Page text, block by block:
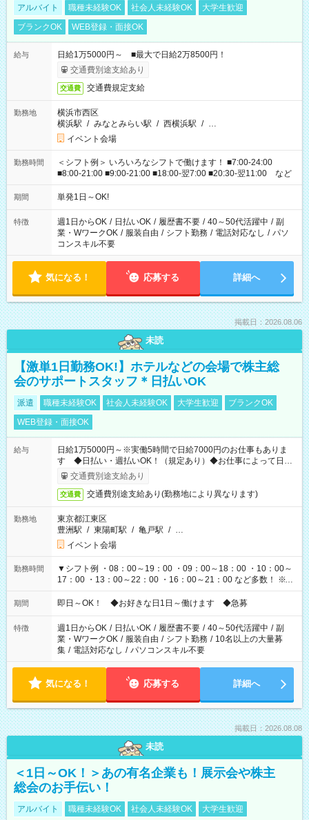
アルバイト 職種未経験OK 社会人未経験OK
大学生歓迎
ブランクOK
WEB登録・面接OK
給与
日給1万5000円～ ■最大で日給2万8500円！
交通費別途支給あり
交通費 交通費規定支給
勤務地
横浜市西区
横浜駅 / みなとみらい駅 / 西横浜駅 / …
イベント会場
勤務時間
＜シフト例＞ いろいろなシフトで働けます！ ■7:00-24:00
■8:00-21:00 ■9:00-21:00 ■18:00-翌7:00 ■20:30-翌11:00 など
期間 単発1日～OK!
特徴 週1日からOK / 日払いOK / 履歴書不要 / 40～50代活躍中 / 副
業・WワークOK / 服装自由 / シフト勤務 / 電話対応なし / パソ
コンスキル不要
気になる！ 応募する 詳細へ
掲載日：2026.08.06
未読
【激単1日勤務OK!】ホテルなどの会場で株主総
会のサポートスタッフ＊日払いOK
派遣 職種未経験OK 社会人未経験OK 大学生歓迎
ブランクOK
WEB登録・面接OK
給与
日給1万5000円～※実働5時間で日給7000円のお仕事もありま
す ◆日払い・週払いOK！（規定あり）◆お仕事によって日給
も異なります
交通費別途支給あり
交通費 交通費別途支給あり(勤務地により異なります)
勤務地
東京都江東区
豊洲駅 / 東陽町駅 / 亀戸駅 / …
イベント会場
勤務時間
▼シフト例 ・08：00～19：00 ・09：00～18：00 ・10：00～
17：00 ・13：00～22：00 ・16：00～21：00 など多数！ ※お
仕事により勤務時間が異なります
期間 即日～OK！ ◆お好きな日1日～働けます ◆急募
特徴 週1日からOK / 日払いOK / 履歴書不要 / 40～50代活躍中 / 副
業・WワークOK / 服装自由 / シフト勤務 / 10名以上の大量募
集 / 電話対応なし / パソコンスキル不要
気になる！ 応募する 詳細へ
掲載日：2026.08.08
未読
＜1日～OK！＞あの有名企業も！展示会や株主
総会のお手伝い！
アルバイト 職種未経験OK 社会人未経験OK 大学生歓迎